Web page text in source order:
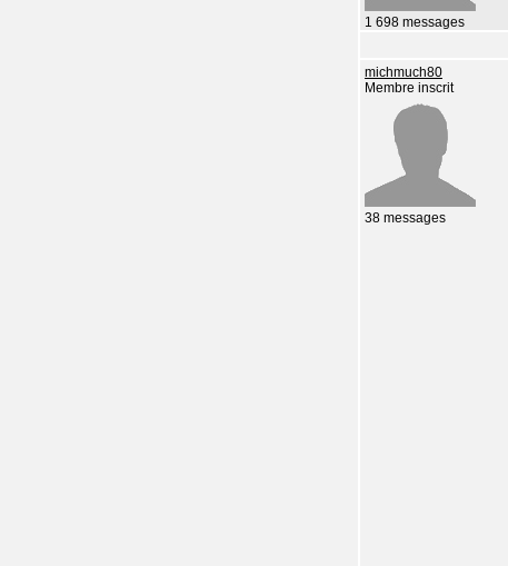
1 698 messages
michmuch80
Membre inscrit
38 messages